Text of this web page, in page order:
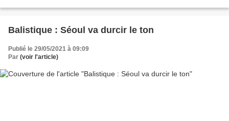
Balistique : Séoul va durcir le ton
Publié le 29/05/2021 à 09:09
Par (voir l'article)